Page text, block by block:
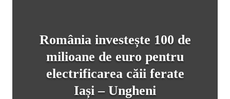
România investește 100 de
milioane de euro pentru
electrificarea căii ferate
Iași – Ungheni